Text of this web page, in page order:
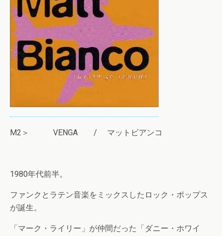
M2＞ VENGA / マットビアンコ
1980年代前半。
ファンクとラテン音楽をミックスしたロック・ポップス
が誕生。
「マーク・ライリー」が仲間だった「ダニー・ホワイ